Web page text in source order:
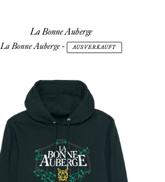
La Bonne Auberge
La Bonne Auberge- AUSVERKAUFT
La